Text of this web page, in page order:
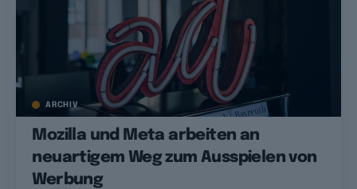
ARCHIV
Mozilla und Meta arbeiten an
neuartigem Weg zum Ausspielen von
Werbung